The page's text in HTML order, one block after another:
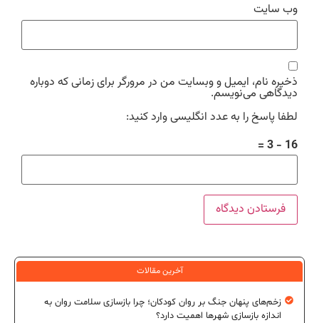
وب‌ سایت
ذخیره نام، ایمیل و وبسایت من در مرورگر برای زمانی که دوباره
دیدگاهی می‌نویسم.
لطفا پاسخ را به عدد انگلیسی وارد کنید:
16 − 3 =
آخرین مقالات
زخم‌های پنهان جنگ بر روان کودکان؛ چرا بازسازی سلامت روان به
اندازه بازسازی شهرها اهمیت دارد؟